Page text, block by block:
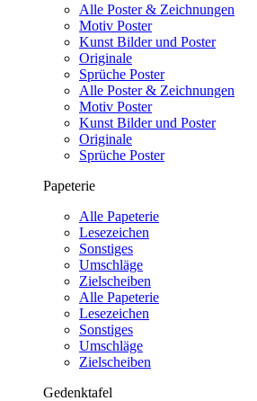
Alle Poster & Zeichnungen
Motiv Poster
Kunst Bilder und Poster
Originale
Sprüche Poster
Alle Poster & Zeichnungen
Motiv Poster
Kunst Bilder und Poster
Originale
Sprüche Poster
Papeterie
Alle Papeterie
Lesezeichen
Sonstiges
Umschläge
Zielscheiben
Alle Papeterie
Lesezeichen
Sonstiges
Umschläge
Zielscheiben
Gedenktafel